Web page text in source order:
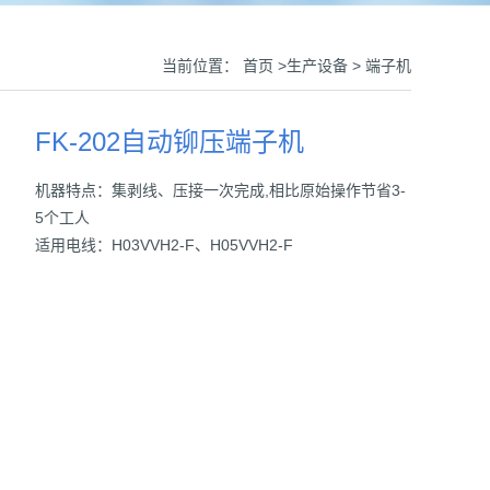
当前位置： 首页 >生产设备 > 端子机
FK-202自动铆压端子机
机器特点：集剥线、压接一次完成,相比原始操作节省3-
5个工人
适用电线：H03VVH2-F、H05VVH2-F